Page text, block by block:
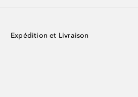
Expédition et Livraison